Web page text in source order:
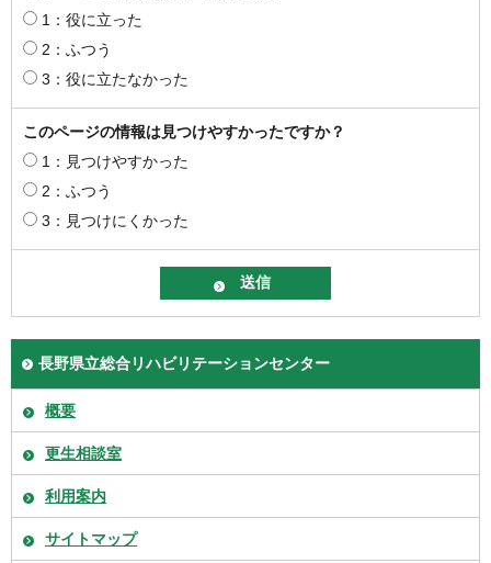
1：役に立った
2：ふつう
3：役に立たなかった
このページの情報は見つけやすかったですか？
1：見つけやすかった
2：ふつう
3：見つけにくかった
長野県立総合リハビリテーションセンター
概要
更生相談室
利用案内
サイトマップ